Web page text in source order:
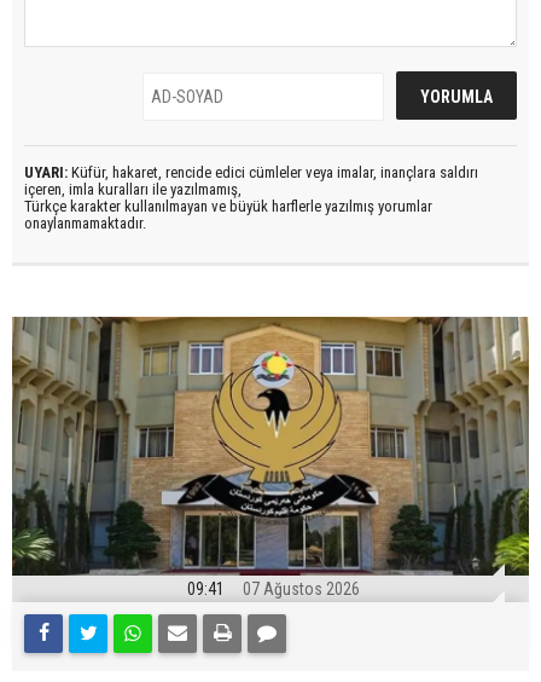
UYARI: Küfür, hakaret, rencide edici cümleler veya imalar, inançlara saldırı
içeren, imla kuralları ile yazılmamış,
Türkçe karakter kullanılmayan ve büyük harflerle yazılmış yorumlar
onaylanmamaktadır.
09:41 07 Ağustos 2026